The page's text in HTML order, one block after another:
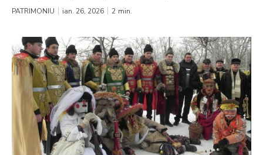
PATRIMONIU ian. 26, 2026 2 min.